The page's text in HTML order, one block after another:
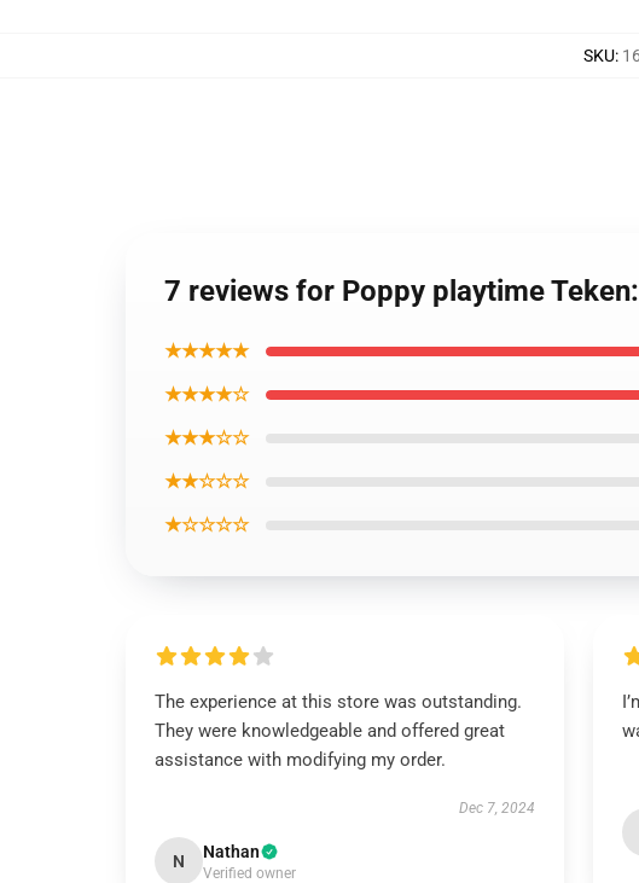
SKU:
7 reviews for Poppy playtime
★★★★★
★★★★☆
★★★☆☆
★★☆☆☆
★☆☆☆☆
The experience at this store was outstanding.
They were knowledgeable and offered great
assistance with modifying my order.
Dec 7, 2024
N Nathan
Verified owner